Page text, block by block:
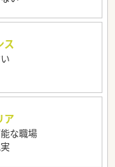
ス
ア
な職場